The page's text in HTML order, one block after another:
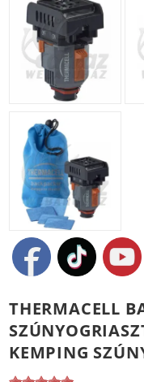
THERMACELL
KEMPING